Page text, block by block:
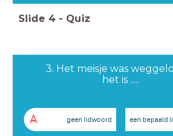
Slide 4 - Quiz
3. Het meisje was
het is .....
A geen lidwoord een bepaald